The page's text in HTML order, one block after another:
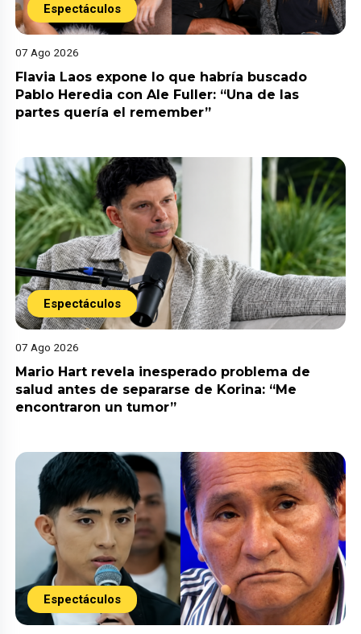
Espectáculos
07 Ago 2026
Flavia Laos expone lo que habría buscado
Pablo Heredia con Ale Fuller: “Una de las
partes quería el remember”
Espectáculos
07 Ago 2026
Mario Hart revela inesperado problema de
salud antes de separarse de Korina: “Me
encontraron un tumor”
Espectáculos